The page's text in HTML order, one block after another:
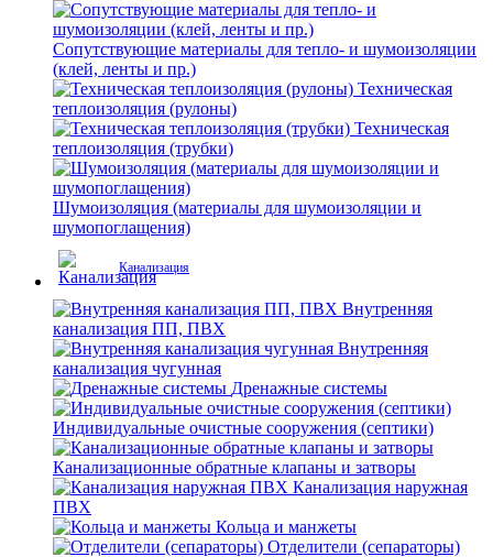
Сопутствующие материалы для тепло- и шумоизоляции
(клей, ленты и пр.)
Техническая
теплоизоляция (рулоны)
Техническая
теплоизоляция (трубки)
Шумоизоляция (материалы для шумоизоляции и
шумопоглащения)
Канализация
Внутренняя
канализация ПП, ПВХ
Внутренняя
канализация чугунная
Дренажные системы
Индивидуальные очистные сооружения (септики)
Канализационные обратные клапаны и затворы
Канализация наружная
ПВХ
Кольца и манжеты
Отделители (сепараторы)